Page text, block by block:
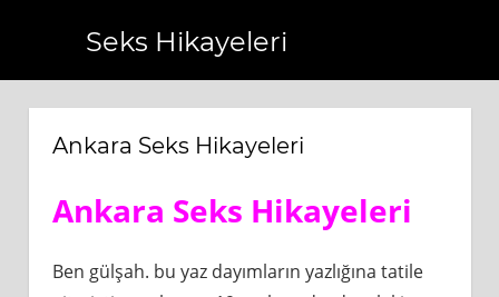
Seks Hikayeleri
Ankara Seks Hikayeleri
Ankara Seks Hikayeleri
Ben gülşah. bu yaz dayımların yazlığına tatile